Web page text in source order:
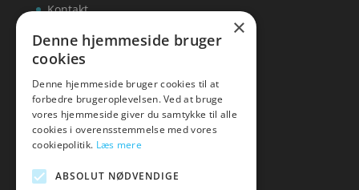
Kontakt
inks
Tlf: 7876 8672
Mail:info@inks.dk
×
Denne hjemmeside bruger
cookies
Denne hjemmeside bruger cookies til at
forbedre brugeroplevelsen. Ved at bruge
vores hjemmeside giver du samtykke til alle
cookies i overensstemmelse med vores
cookiepolitik. Læs mere
ABSOLUT NØDVENDIGE